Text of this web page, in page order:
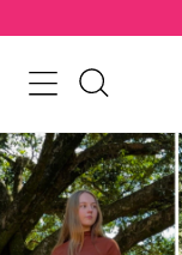
Frete